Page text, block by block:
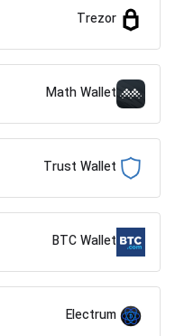
Trezor
Math Wallet
Trust Wallet
BTC Wallet
Electrum